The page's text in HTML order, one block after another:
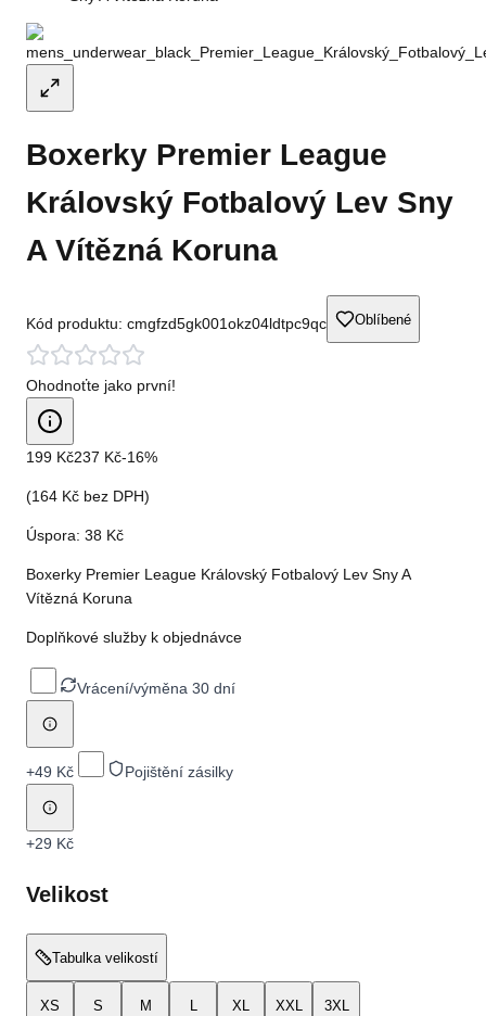
Boxerky Premier League
Královský Fotbalový Lev Sny
A Vítězná Koruna
Kód produktu: cmgfzd5gk001okz04ldtpc9qc Oblíbené
Ohodnoťte jako první!
199 Kč237 Kč-16%
(164 Kč bez DPH)
Úspora: 38 Kč
Boxerky Premier League Královský Fotbalový Lev Sny A
Vítězná Koruna
Doplňkové služby k objednávce
Vrácení/výměna 30 dní
+49 Kč Pojištění zásilky
+29 Kč
Velikost
Tabulka velikostí
XS S M L XL XXL 3XL